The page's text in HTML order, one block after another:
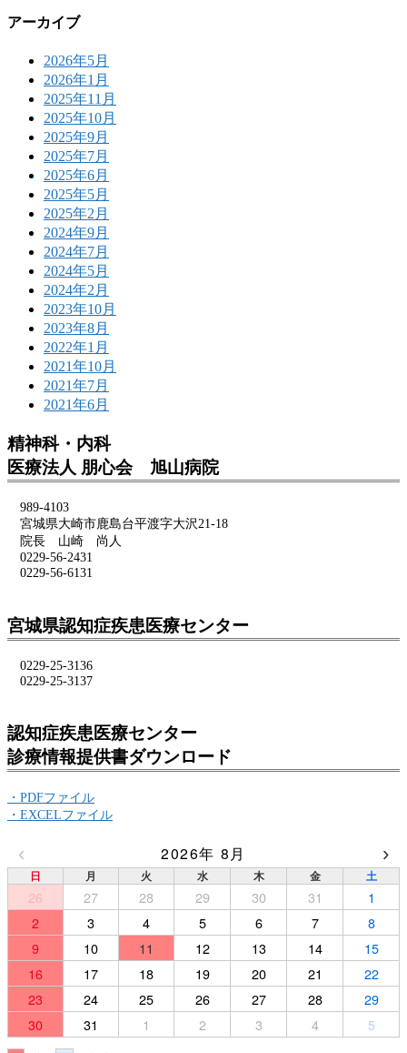
アーカイブ
2026年5月
2026年1月
2025年11月
2025年10月
2025年9月
2025年7月
2025年6月
2025年5月
2025年2月
2024年9月
2024年7月
2024年5月
2024年2月
2023年10月
2023年8月
2022年1月
2021年10月
2021年7月
2021年6月
精神科・内科
医療法人 朋心会 旭山病院
989-4103
宮城県大崎市鹿島台平渡字大沢21-18
院長 山崎 尚人
0229-56-2431
0229-56-6131
宮城県認知症疾患医療センター
0229-25-3136
0229-25-3137
認知症疾患医療センター
診療情報提供書ダウンロード
・PDFファイル
・EXCELファイル
‹ 2026年 8月 ›
日 月 火 水 木 金 土
26 27 28 29 30 31
1
2
3 4 5 6 7
8
9
10 11 12 13 14
15
16
17 18 19 20 21
22
23
24 25 26 27 28
29
30
31 1 2 3 4 5